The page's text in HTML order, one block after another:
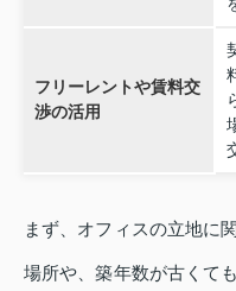
フリーレントや賃料交
渉の活用
まず、オフィスの立地に
場所や、築年数が古くて